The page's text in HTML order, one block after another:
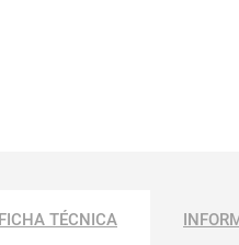
FICHA TÉCNICA